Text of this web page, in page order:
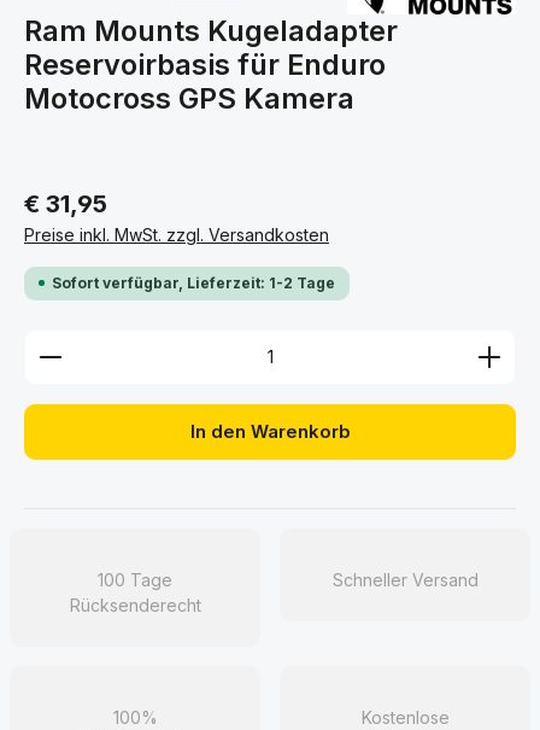
Durchschnittliche Bewertung von 0 von 5 Sternen
Ram Mounts Kugeladapter
Reservoirbasis für Enduro
Motocross GPS Kamera
€ 31,95
Preise inkl. MwSt. zzgl. Versandkosten
Sofort verfügbar, Lieferzeit: 1-2 Tage
Produkt Anzahl: Gib den gewünschten Wert ein
In den Warenkorb
100 Tage
Rücksenderecht
Schneller Versand
100%
Kostenlose